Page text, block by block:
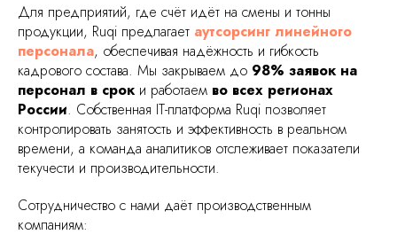
Для предприятий, где счёт идёт на смены и тонны
продукции, Ruqi предлагает аутсорсинг линейного
персонала, обеспечивая надёжность и гибкость
кадрового состава. Мы закрываем до 98% заявок на
персонал в сроки работаем во всех регионах
России. Собственная IT-платформа Ruqi позволяет
контролировать занятость и эффективность в реальном
времени, а команда аналитиков отслеживает показатели
текучести и производительности.
Сотрудничество с нами даёт производственным
компаниям: